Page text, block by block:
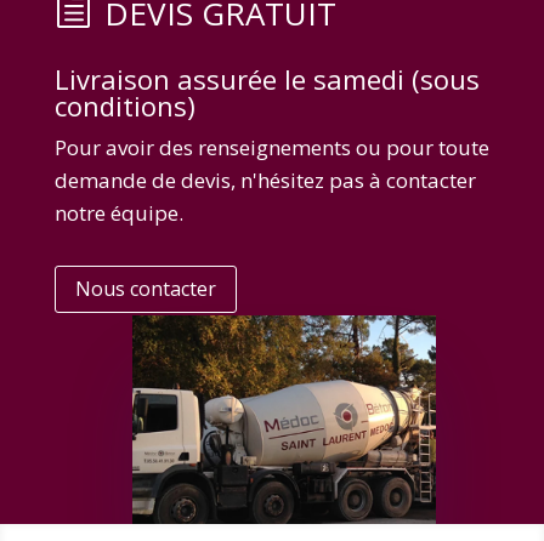
DEVIS GRATUIT
Livraison assurée le samedi (sous
conditions)
Pour avoir des renseignements ou pour toute
demande de devis, n'hésitez pas à contacter
notre équipe.
Nous contacter